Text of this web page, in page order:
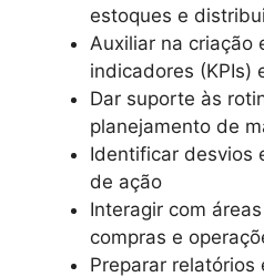
estoques e
Auxiliar na criação
indicadores (KPIs)
Dar suporte às
planejamento de
Identificar desvios
de ação
Interagir com
compras e
Preparar relatórios